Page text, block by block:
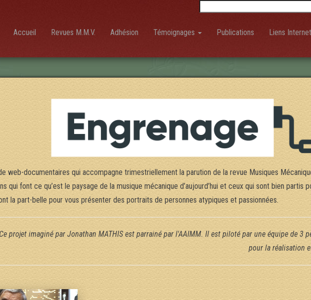
Accueil Revues M.M.V. Adhésion Témoignages Publications Liens Internet
web-documentaires qui accompagne trimestriellement la parution de la revue Musiques
qui font ce qu’est le paysage de la musique mécanique d’aujourd’hui et ceux qui sont bien partis
la part-belle pour vous présenter des portraits de personnes atypiques et passionnées.
Ce projet imaginé par Jonathan MATHIS est parrainé par l'AAIMM. Il est piloté par une équipe de 3
pour la réalisation